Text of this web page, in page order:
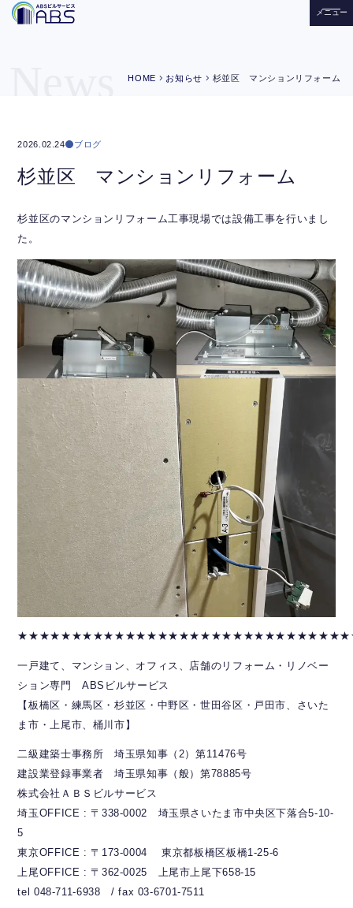
メニュー
HOME chevron_right お知らせ chevron_right 杉並区 マンションリフォーム
2026.02.24 ブログ
杉並区 マンションリフォーム
杉並区のマンションリフォーム工事現場では設備工事を行いまし
た。
一戸建て、マンション、オフィス、店舗のリフォーム・リノベー
ション専門 ABSビルサービス
【板橋区・練馬区・杉並区・中野区・世田谷区・戸田市、さいた
ま市・上尾市、桶川市】
二級建築士事務所 埼玉県知事（2）第11476号
建設業登録事業者 埼玉県知事（般）第78885号
株式会社ＡＢＳビルサービス
埼玉OFFICE : 〒338-0002 埼玉県さいたま市中央区下落合5-10-
5
東京OFFICE : 〒173-0004 東京都板橋区板橋1-25-6
上尾OFFICE : 〒362-0025 上尾市上尾下658-15
tel 048-711-6938 / fax 03-6701-7511